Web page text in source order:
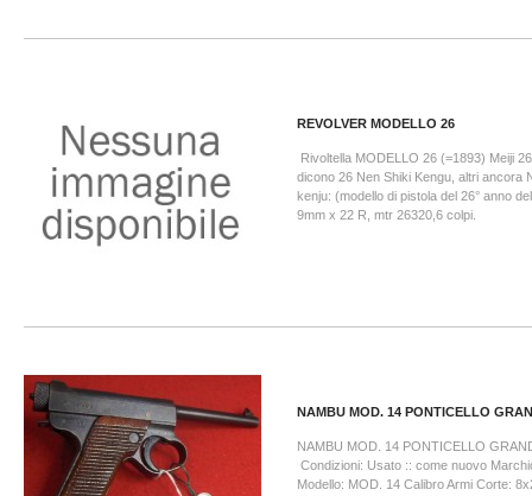
REVOLVER MODELLO 26
Rivoltella MODELLO 26 (=1893) Meiji
dicono 26 Nen Shiki Kengu, altri ancora
kenju: (modello di pistola del 26° anno
9mm x 22 R, mtr 26320,6 colpi.
NAMBU MOD. 14 PONTICELLO
NAMBU MOD. 14 PONTICELLO
Condizioni: Usato :: come nuovo
Modello: MOD. 14 Calibro Armi Corte: